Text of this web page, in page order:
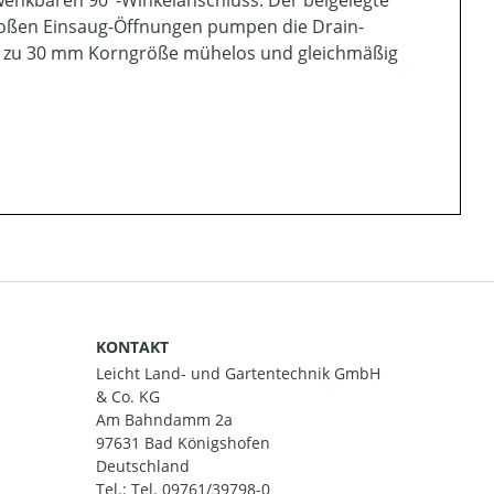
Einsaug-Öffnungen pumpen die Drain-
30 mm Korngröße mühelos und gleichmäßig
KONTAKT
Leicht Land- und Gartentechnik GmbH
& Co. KG
Am Bahndamm 2a
97631 Bad Königshofen
Deutschland
Tel.: Tel. 09761/39798-0